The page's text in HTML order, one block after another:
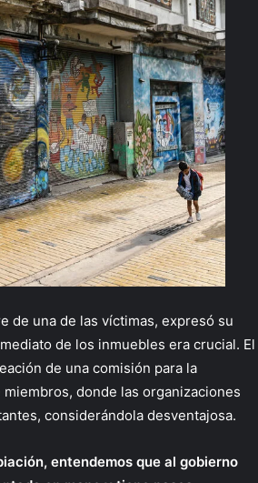
de una de las víctimas, expresó su
de los inmuebles era crucial. El
de una comisión para la
donde las organizaciones
considerándola desventajosa.
entendemos que al gobierno